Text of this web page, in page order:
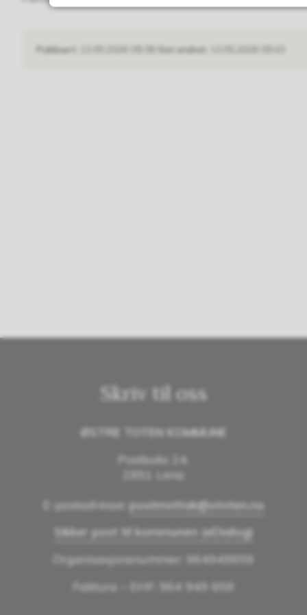
Publisert Sist endret
Skriv til oss
ØSTRE TOTEN KOMMUNE
Postboks 24,
2851 Lena
E-postadresse: postmottak@ototen.no
Sikker post til kommunen (eDialog)
Organisasjonsnummer: 964949859
Faktura – EHF: 964 949 859